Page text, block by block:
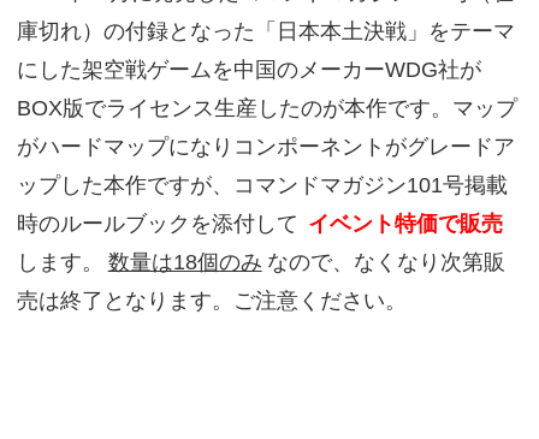
庫切れ）の付録となった「日本本土決戦」をテーマ
にした架空戦ゲームを中国のメーカーWDG社が
BOX版でライセンス生産したのが本作です。マップ
がハードマップになりコンポーネントがグレードア
ップした本作ですが、コマンドマガジン101号掲載
時のルールブックを添付して イベント特価で販売
します。
数量は18個のみ なので、なくなり次第販
売は終了となります。ご注意ください。